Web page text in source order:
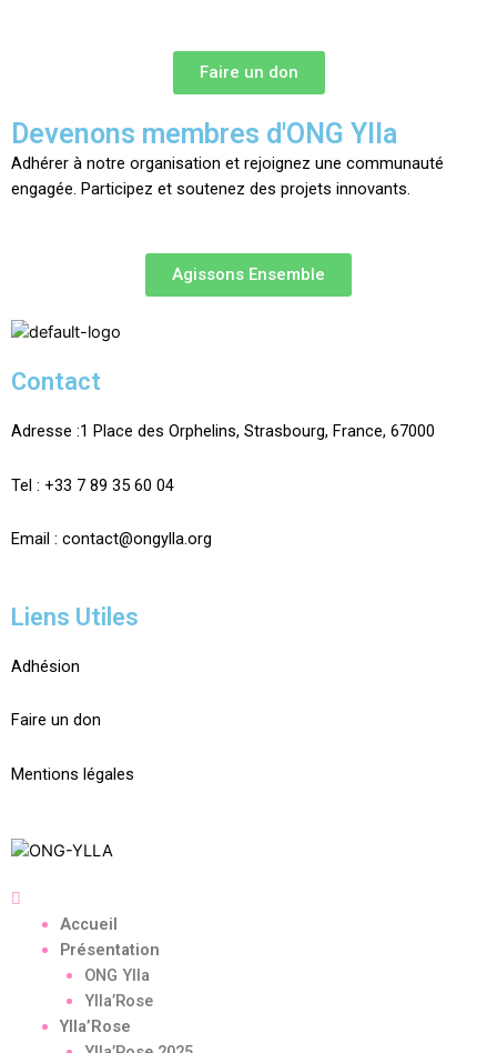
Faire un don
Devenons membres d'ONG Ylla
Adhérer à notre organisation et rejoignez une communauté
engagée. Participez et soutenez des projets innovants.
Agissons Ensemble
Contact
Adresse :1 Place des Orphelins, Strasbourg, France, 67000
Tel : +33 7 89 35 60 04
Email : contact@ongylla.org
Liens Utiles
Adhésion
Faire un don
Mentions légales
Accueil
Présentation
ONG Ylla
Ylla’Rose
Ylla’Rose